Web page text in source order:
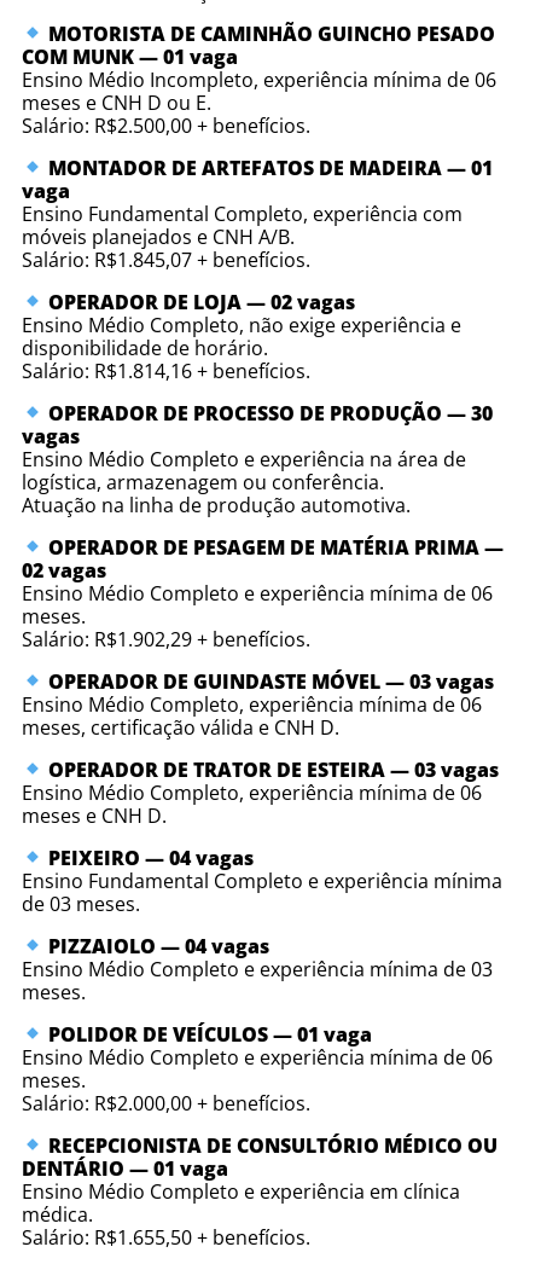
MOTORISTA DE CAMINHÃO GUINCHO PESADO
COM MUNK — 01 vaga
Ensino Médio Incompleto, experiência mínima de 06
meses e CNH D ou E.
Salário: R$2.500,00 + benefícios.
MONTADOR DE ARTEFATOS DE MADEIRA — 01
vaga
Ensino Fundamental Completo, experiência com
móveis planejados e CNH A/B.
Salário: R$1.845,07 + benefícios.
OPERADOR DE LOJA — 02 vagas
Ensino Médio Completo, não exige experiência e
disponibilidade de horário.
Salário: R$1.814,16 + benefícios.
OPERADOR DE PROCESSO DE PRODUÇÃO — 30
vagas
Ensino Médio Completo e experiência na área de
logística, armazenagem ou conferência.
Atuação na linha de produção automotiva.
OPERADOR DE PESAGEM DE MATÉRIA PRIMA —
02 vagas
Ensino Médio Completo e experiência mínima de 06
meses.
Salário: R$1.902,29 + benefícios.
OPERADOR DE GUINDASTE MÓVEL — 03 vagas
Ensino Médio Completo, experiência mínima de 06
meses, certificação válida e CNH D.
OPERADOR DE TRATOR DE ESTEIRA — 03 vagas
Ensino Médio Completo, experiência mínima de 06
meses e CNH D.
PEIXEIRO — 04 vagas
Ensino Fundamental Completo e experiência mínima
de 03 meses.
PIZZAIOLO — 04 vagas
Ensino Médio Completo e experiência mínima de 03
meses.
POLIDOR DE VEÍCULOS — 01 vaga
Ensino Médio Completo e experiência mínima de 06
meses.
Salário: R$2.000,00 + benefícios.
RECEPCIONISTA DE CONSULTÓRIO MÉDICO OU
DENTÁRIO — 01 vaga
Ensino Médio Completo e experiência em clínica
médica.
Salário: R$1.655,50 + benefícios.